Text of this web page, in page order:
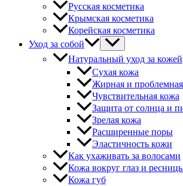
Русская косметика
Крымская косметика
Корейская косметика
Уход за собой
Натуральный уход за кожей
Сухая кожа
Жирная и
Чувствительная кожа
Защита от солнца и
Зрелая кожа
Расширенные поры
Эластичность кожи
Как ухаживать за волосами
Кожа вокруг глаз и
Кожа губ